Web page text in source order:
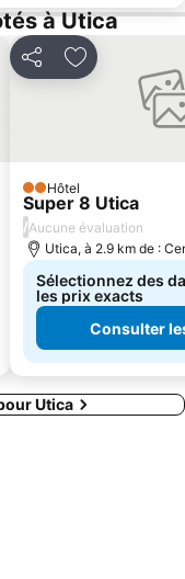
à Utica
PartagerAjouter à
2 Étoiles
Hôtel
Super 8 Utica
/Aucune évaluation
Utica, à 2.9 km de :
Sélectionnez des
les prix exacts
Consulter
Utica